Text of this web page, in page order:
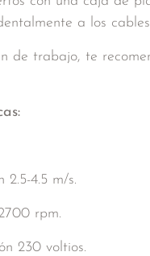
a los
de trabajo, te
2.5-4.5 m/s.
rpm.
230 voltios.